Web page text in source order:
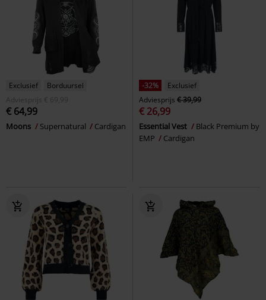
Exclusief
Borduursel
Adviesprijs
€ 69,99
€ 64,99
Moons Supernatural Cardigan
-32%
Exclusief
Adviesprijs € 39,99
€ 26,99
Essential Vest
Black Premium by
EMP
Cardigan